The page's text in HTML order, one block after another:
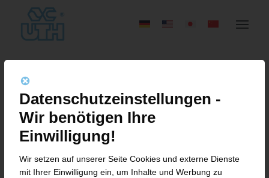
DREI NEUE AZUBIS BEI
DER UTH GMBH
Datenschutzeinstellungen -
Wir benötigen Ihre
Einwilligung!
Wir setzen auf unserer Seite Cookies und externe Dienste
mit Ihrer Einwilligung ein, um Inhalte und Werbung zu